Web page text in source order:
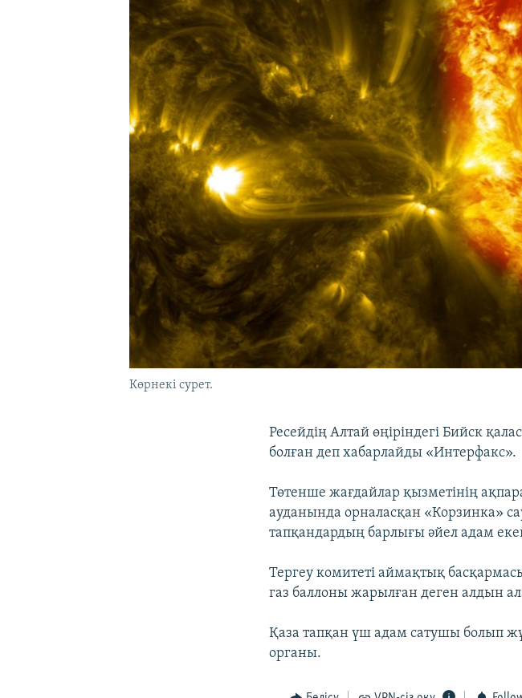
Көрнекі сурет.
Ресейдің Алтай өңіріндегі Бийск
болған деп хабарлайды «Интерфакс».
Төтенше жағдайлар қызметінің
ауданында орналасқан «Корзинка»
тапқандардың барлығы әйел адам
Тергеу комитеті аймақтық
газ баллоны жарылған деген алдын
Қаза тапқан үш адам сатушы болып
органы.